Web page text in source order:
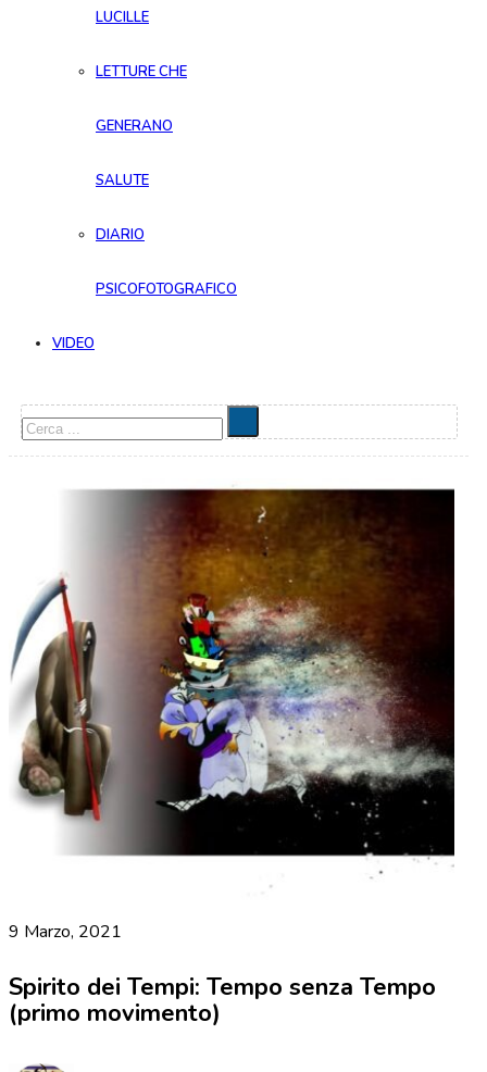
LUCILLE
LETTURE CHE
GENERANO
SALUTE
DIARIO
PSICOFOTOGRAFICO
VIDEO
Cerca
9 Marzo, 2021
Spirito dei Tempi: Tempo senza Tempo
(primo movimento)